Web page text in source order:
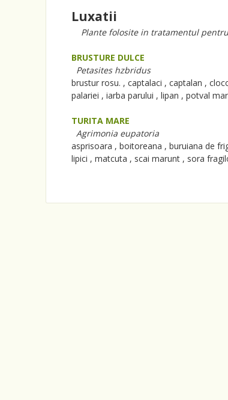
Luxatii
Plante folosite in tratamentul pentru
BRUSTURE DULCE
Petasites hzbridus
brustur rosu. , captalaci , captalan ,
palariei , iarba parului , lipan , potval
TURITA MARE
Agrimonia eupatoria
asprisoara , boitoreana , buruiana de
lipici , matcuta , scai marunt , sora